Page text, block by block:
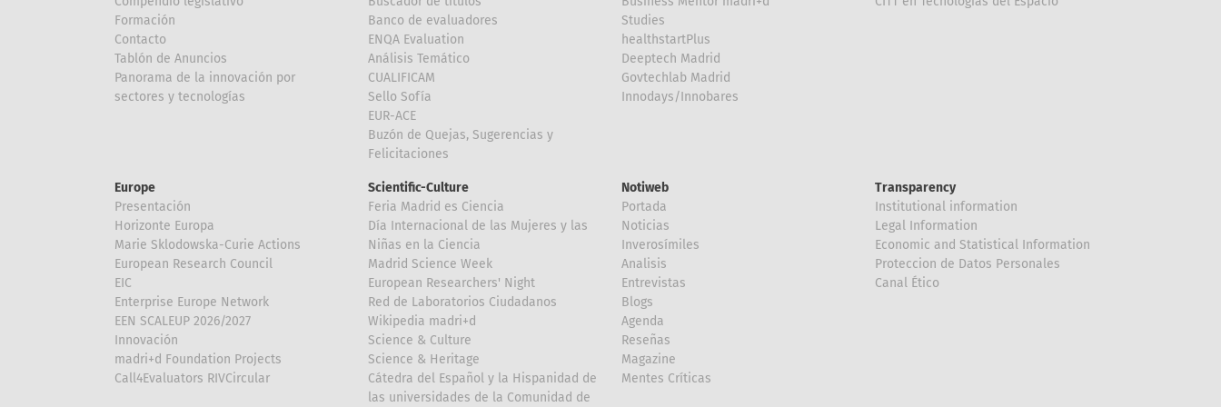
Formación
Contacto
Tablón de Anuncios
Panorama de la innovación por
sectores y tecnologías
Banco de evaluadores
ENQA Evaluation
Análisis Temático
CUALIFICAM
Sello Sofía
EUR-ACE
Buzón de Quejas, Sugerencias y
Felicitaciones
Studies
healthstartPlus
Deeptech Madrid
Govtechlab Madrid
Innodays/Innobares
Europe
Presentación
Horizonte Europa
Marie Sklodowska-Curie Actions
European Research Council
EIC
Enterprise Europe Network
EEN SCALEUP 2026/2027
Innovación
madri+d Foundation Projects
Call4Evaluators RIVCircular
Scientific-Culture
Feria Madrid es Ciencia
Día Internacional de las Mujeres y las
Niñas en la Ciencia
Madrid Science Week
European Researchers' Night
Red de Laboratorios Ciudadanos
Wikipedia madri+d
Science & Culture
Science & Heritage
Cátedra del Español y la Hispanidad de
las universidades de la Comunidad de
Notiweb
Portada
Noticias
Inverosímiles
Analisis
Entrevistas
Blogs
Agenda
Reseñas
Magazine
Mentes Críticas
Transparency
Institutional information
Legal Information
Economic and Statistical Information
Proteccion de Datos Personales
Canal Ético